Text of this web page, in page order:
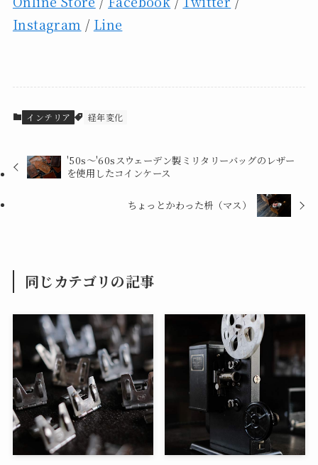
Instagram / Line
インテリア 経年変化
'50s～'60sスウェーデン製ミリタリーバッグのレザー
を使用したコインケース
ちょっとかわった枡（マス）
同じカテゴリの記事